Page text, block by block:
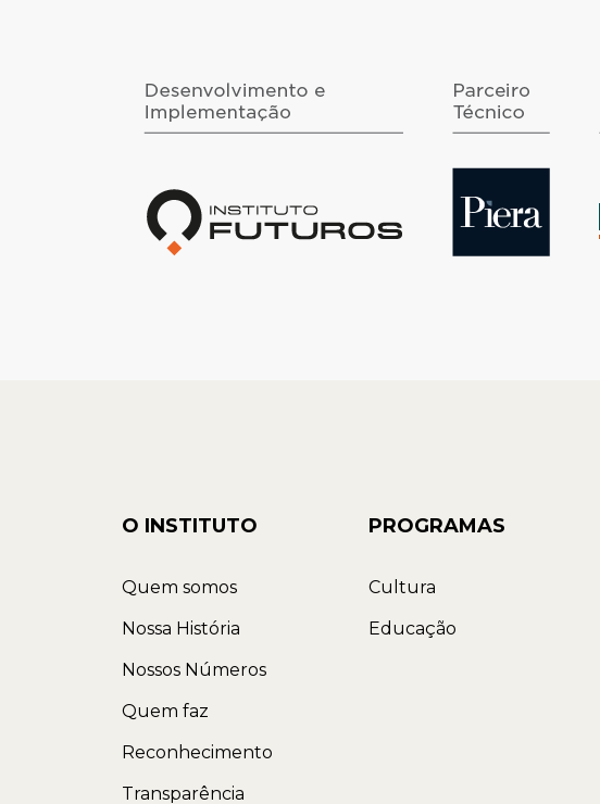
O INSTITUTO
Quem somos
Nossa História
Nossos Números
Quem faz
Reconhecimento
Transparência
PROGRAMAS
Cultura
Educação